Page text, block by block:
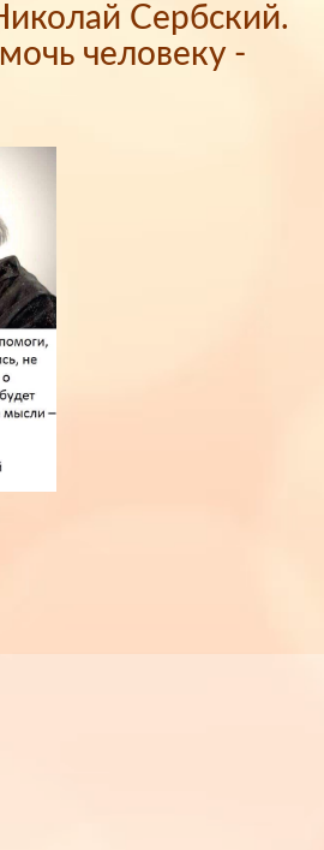
Сербский.
человеку -